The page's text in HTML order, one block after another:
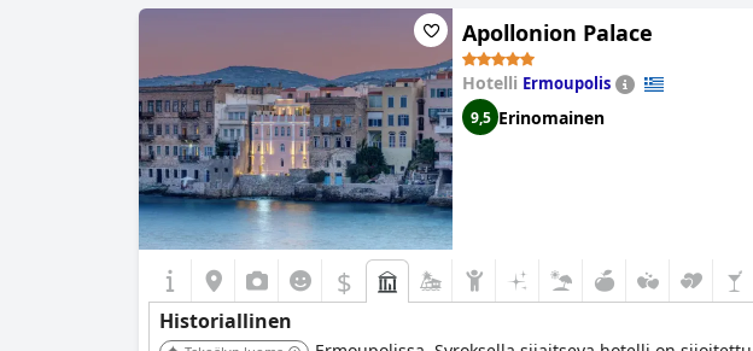
Apollonion Palace
Hotelli Ermoupolis
9,5 Erinomainen
$
Historiallinen